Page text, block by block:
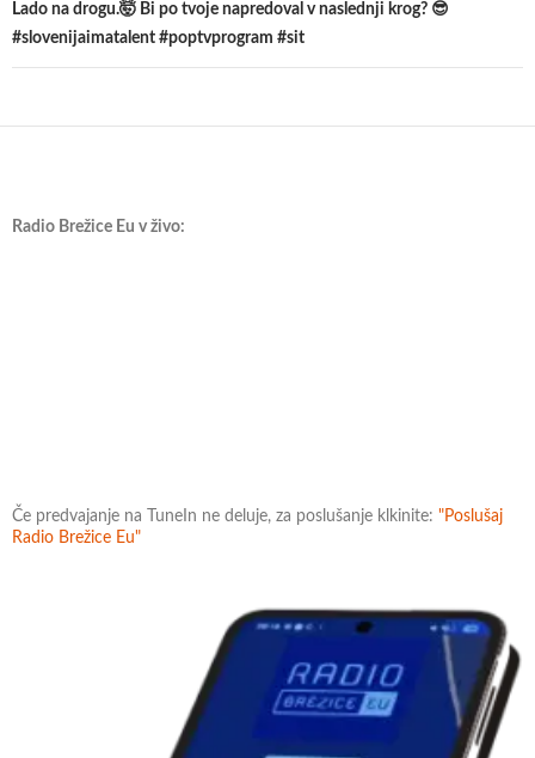
Lado na drogu.🤯 Bi po tvoje napredoval v naslednji krog? 😎
#slovenijaimatalent #poptvprogram #sit
Radio Brežice Eu v živo:
Če predvajanje na TuneIn ne deluje, za poslušanje klkinite: "Poslušaj
Radio Brežice Eu"